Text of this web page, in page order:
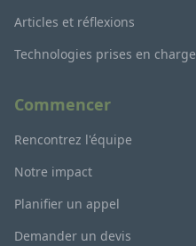
Articles et réflexions
Technologies prises en charge
Commencer
Rencontrez l'équipe
Notre impact
Planifier un appel
Demander un devis